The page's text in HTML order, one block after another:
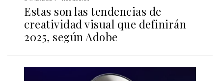
Estas son las tendencias de
creatividad visual que definirán
2025, según Adobe